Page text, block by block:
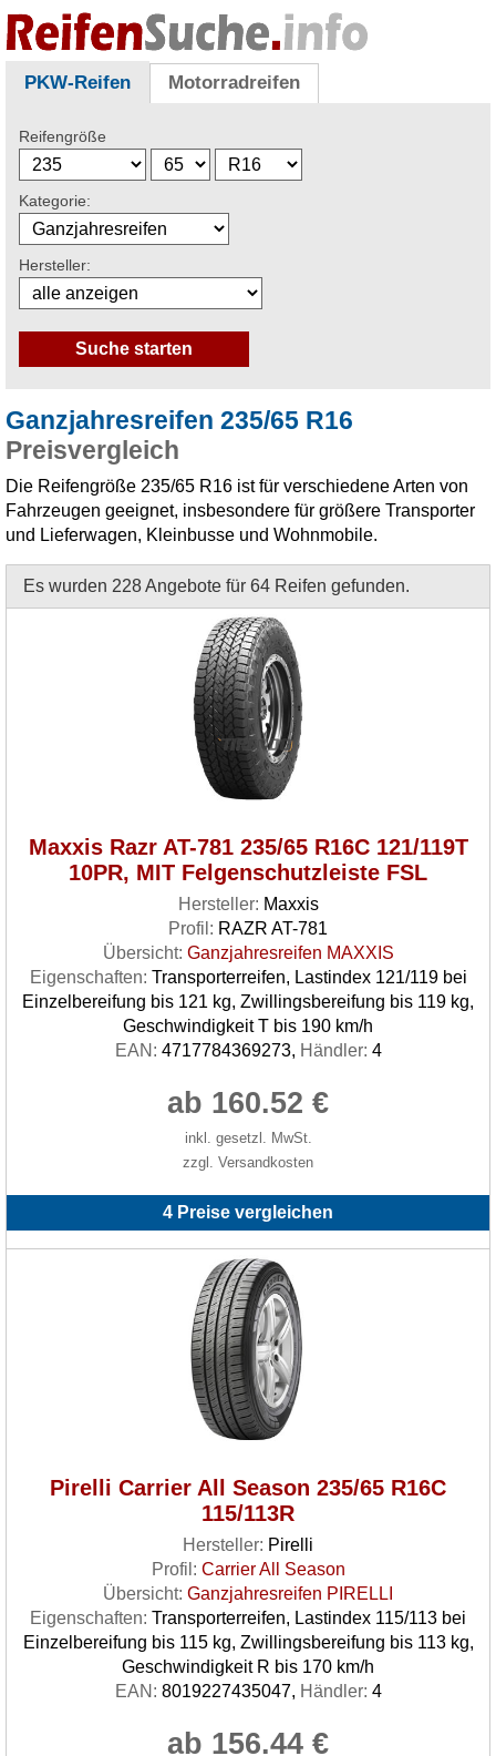
PKW-Reifen Motorradreifen
Reifengröße
Kategorie:
Hersteller:
Ganzjahresreifen 235/65 R16
Preisvergleich
Die Reifengröße 235/65 R16 ist für verschiedene Arten von
Fahrzeugen geeignet, insbesondere für größere Transporter
und Lieferwagen, Kleinbusse und Wohnmobile.
Es wurden 228 Angebote für 64 Reifen gefunden.
Maxxis Razr AT-781 235/65 R16C 121/119T
10PR, MIT Felgenschutzleiste FSL
Hersteller: Maxxis
Profil: RAZR AT-781
Übersicht: Ganzjahresreifen MAXXIS
Eigenschaften: Transporterreifen, Lastindex 121/119 bei
Einzelbereifung bis 121 kg, Zwillingsbereifung bis 119 kg,
Geschwindigkeit T bis 190 km/h
EAN: 4717784369273, Händler: 4
ab 160.52 €
inkl. gesetzl. MwSt.
zzgl. Versandkosten
4 Preise vergleichen
Pirelli Carrier All Season 235/65 R16C
115/113R
Hersteller: Pirelli
Profil: Carrier All Season
Übersicht: Ganzjahresreifen PIRELLI
Eigenschaften: Transporterreifen, Lastindex 115/113 bei
Einzelbereifung bis 115 kg, Zwillingsbereifung bis 113 kg,
Geschwindigkeit R bis 170 km/h
EAN: 8019227435047, Händler: 4
ab 156.44 €